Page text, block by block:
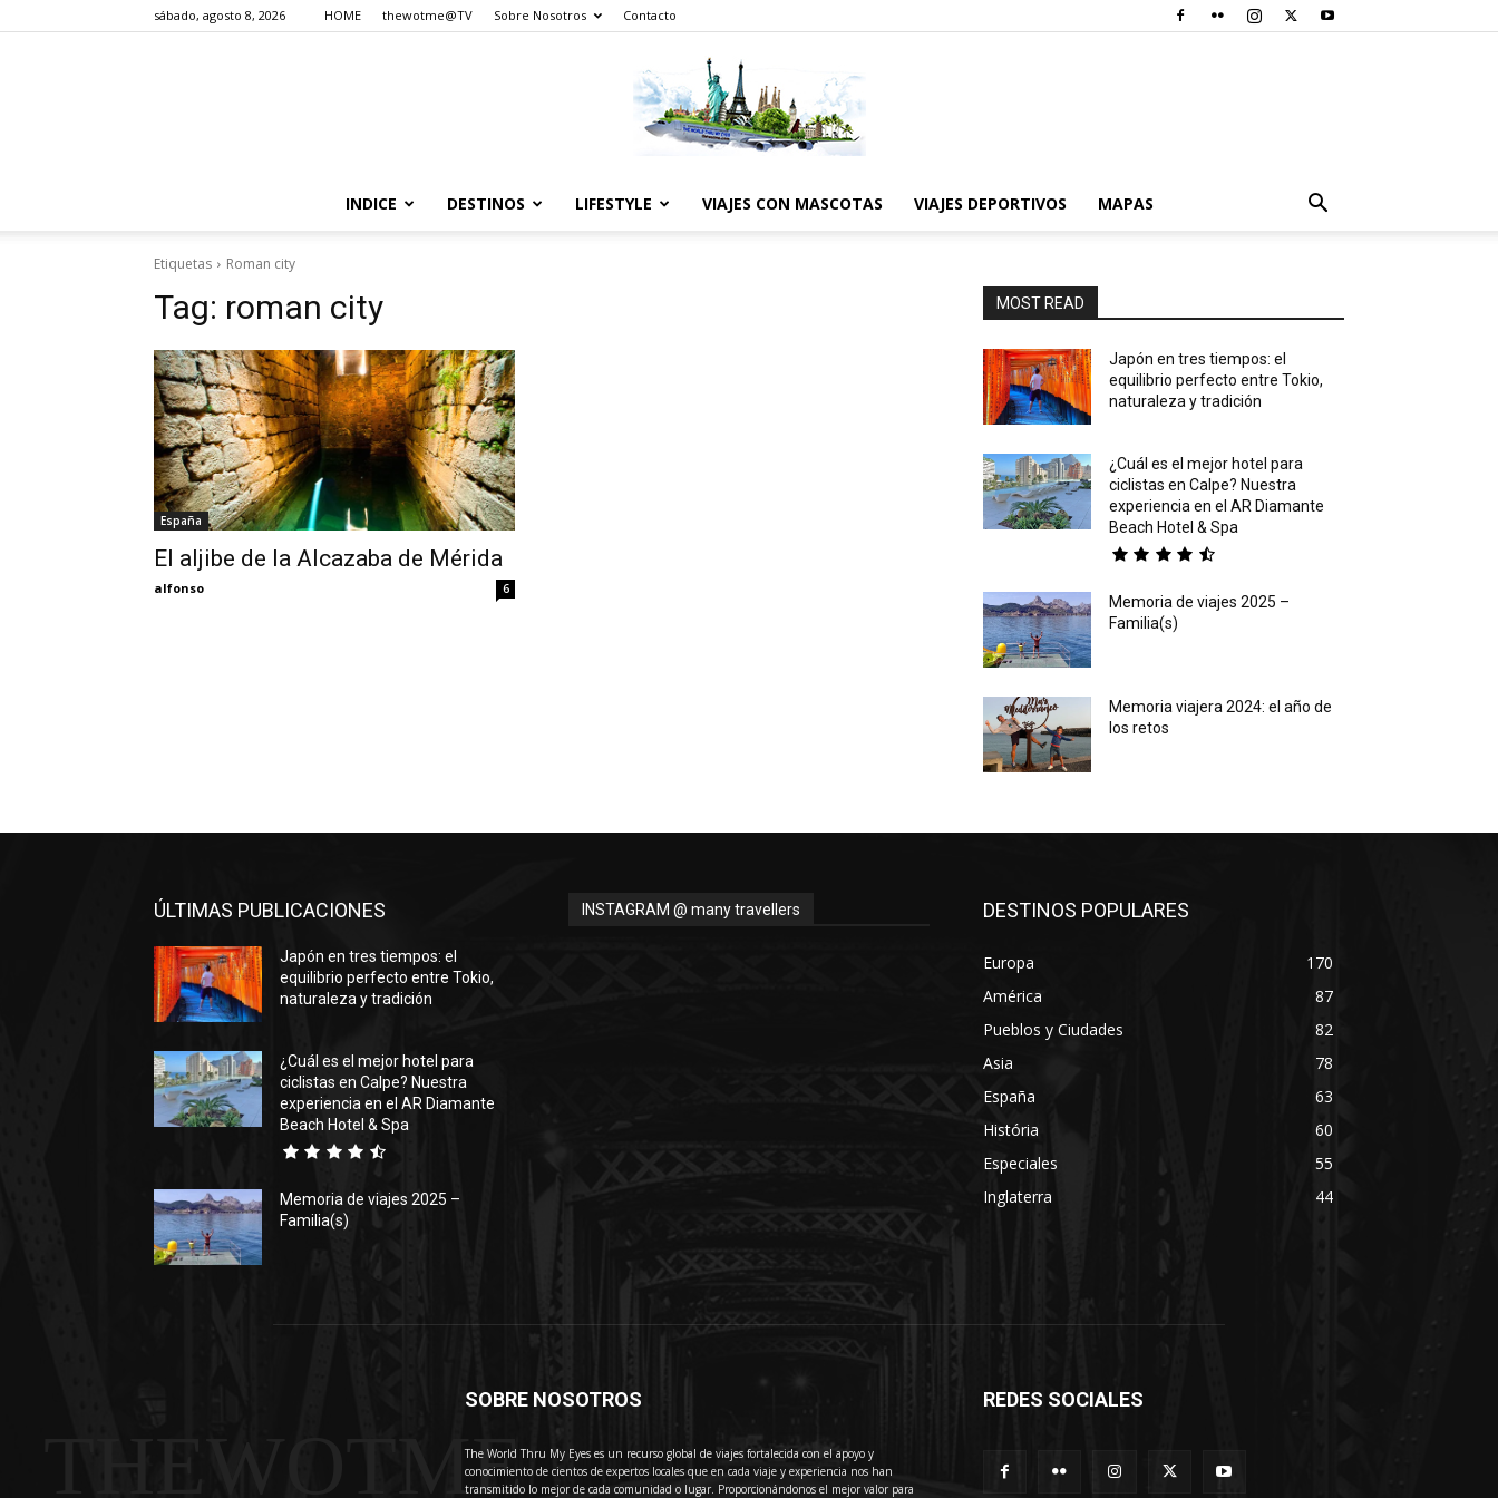
sábado, agosto 8, 2026 HOME thewotme@TV Sobre Nosotros Contacto
INDICE DESTINOS LIFESTYLE VIAJES CON MASCOTAS VIAJES DEPORTIVOS MAPAS
Etiquetas Roman city
Tag: roman city
España
El aljibe de la Alcazaba de Mérida
alfonso 6
MOST READ
Japón en tres tiempos: el
equilibrio perfecto entre Tokio,
naturaleza y tradición
¿Cuál es el mejor hotel para
ciclistas en Calpe? Nuestra
experiencia en el AR Diamante
Beach Hotel & Spa
Memoria de viajes 2025 –
Familia(s)
Memoria viajera 2024: el año de
los retos
ÚLTIMAS PUBLICACIONES
Japón en tres tiempos: el
equilibrio perfecto entre Tokio,
naturaleza y tradición
¿Cuál es el mejor hotel para
ciclistas en Calpe? Nuestra
experiencia en el AR Diamante
Beach Hotel & Spa
Memoria de viajes 2025 –
Familia(s)
INSTAGRAM @ many travellers DESTINOS POPULARES
Europa
170
América
87
Pueblos y Ciudades
82
Asia
78
España
63
História
60
Especiales
55
Inglaterra
44
THEWOTME
SOBRE NOSOTROS
The World Thru My Eyes es un recurso global de viajes fortalecida con el apoyo y
conocimiento de cientos de expertos locales que en cada viaje y experiencia nos han
transmitido lo mejor de cada comunidad o lugar. Proporcionándonos el mejor valor para
REDES SOCIALES